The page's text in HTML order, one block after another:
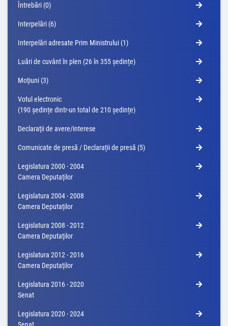
Întrebări (0)
Interpelări (6)
Interpelări adresate Prim Ministrului (1)
Luări de cuvânt în plen (26 în 355 ședințe)
Moţiuni (3)
Votul electronic
(190 ședințe dintr-un total de 210 ședințe)
Declaraţii de avere/interese
Comunicate de presă / Declarații de presă (5)
Legislatura 2000 - 2004
Camera Deputaţilor
Legislatura 2004 - 2008
Camera Deputaţilor
Legislatura 2008 - 2012
Camera Deputaţilor
Legislatura 2012 - 2016
Camera Deputaţilor
Legislatura 2016 - 2020
Senat
Legislatura 2020 - 2024